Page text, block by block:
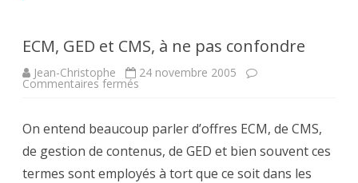
ECM, GED et CMS, à ne pas confondre
Jean-Christophe 24 novembre 2005
Commentaires fermés
CMS,
à
ne
pas
confondre
On entend beaucoup parler d’offres ECM, de CMS,
de gestion de contenus, de GED et bien souvent ces
termes sont employés à tort que ce soit dans les